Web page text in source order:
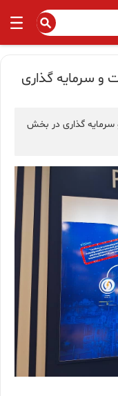
و سرمایه گذاری
سرمایه گذاری در بخش